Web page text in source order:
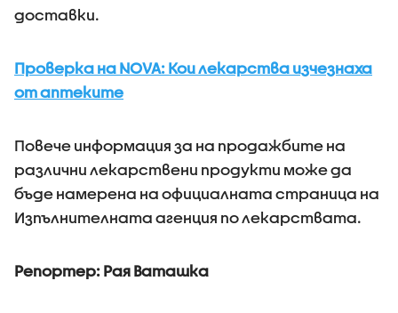
доставки.
Проверка на NOVA: Кои лекарства изчезнаха
от аптеките
Повече информация за на продажбите на
различни лекарствени продукти може да
бъде намерена на официалната страница на
Изпълнителната агенция по лекарствата.
Репортер: Рая Ваташка